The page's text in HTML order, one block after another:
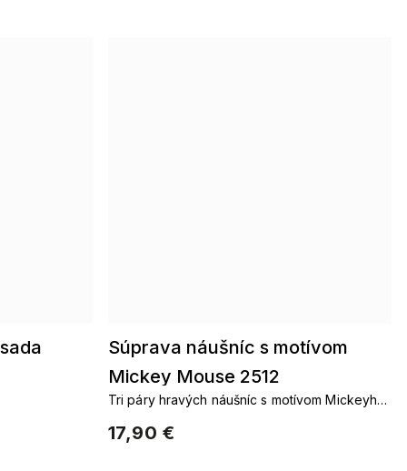
Súprava náušníc s motívom
Mickey Mouse 2512
17,90 €
Tri páry hravých náušníc s motívom Mickeyho
prevedení.